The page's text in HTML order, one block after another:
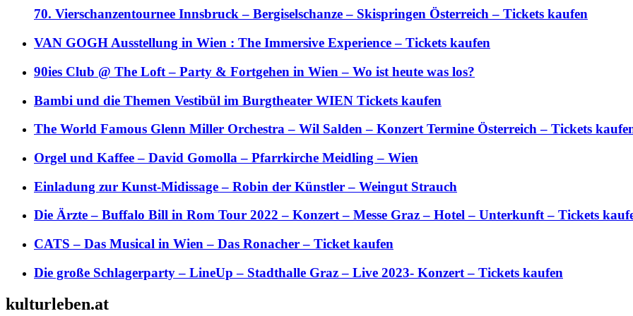
70. Vierschanzentournee Innsbruck – Bergiselschanze – Skispringen Österreich – Tickets kaufen
VAN GOGH Ausstellung in Wien : The Immersive Experience – Tickets kaufen
90ies Club @ The Loft – Party & Fortgehen in Wien – Wo ist heute was los?
Bambi und die Themen Vestibül im Burgtheater WIEN Tickets kaufen
The World Famous Glenn Miller Orchestra – Wil Salden – Konzert Termine Österreich – Tickets
Orgel und Kaffee – David Gomolla – Pfarrkirche Meidling – Wien
Einladung zur Kunst-Midissage – Robin der Künstler – Weingut Strauch
Die Ärzte – Buffalo Bill in Rom Tour 2022 – Konzert – Messe Graz – Hotel – Unterkunft – Tickets
CATS – Das Musical in Wien – Das Ronacher – Ticket kaufen
Die große Schlagerparty – LineUp – Stadthalle Graz – Live 2023- Konzert – Tickets kaufen
kulturleben.at